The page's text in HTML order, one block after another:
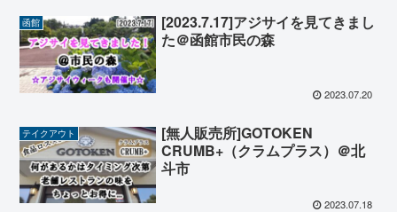
函館
[2023.7.17]アジサイを見てきまし
た＠函館市民の森
2023.07.20
テイクアウト
[無人販売所]GOTOKEN
CRUMB+（クラムプラス）＠北
斗市
2023.07.18